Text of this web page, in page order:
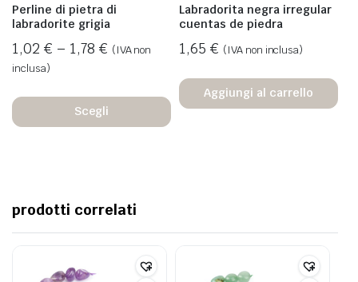
Perline di pietra di
labradorite grigia
1,02 € – 1,78 € (IVA non
inclusa)
Scegli
Labradorita negra irregular
cuentas de piedra
1,65 € (IVA non inclusa)
Aggiungi al carrello
prodotti correlati